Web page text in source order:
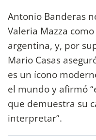
Antonio Banderas
Valeria Mazza
argentina, y, por
Mario Casas
es un ícono
el mundo y afirmó
que demuestra su
interpretar”.